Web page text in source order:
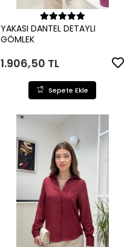
Sepete Ekle
YAKASI DANTEL DETAYLI
GÖMLEK
1.906,50 TL
Sepete Ekle